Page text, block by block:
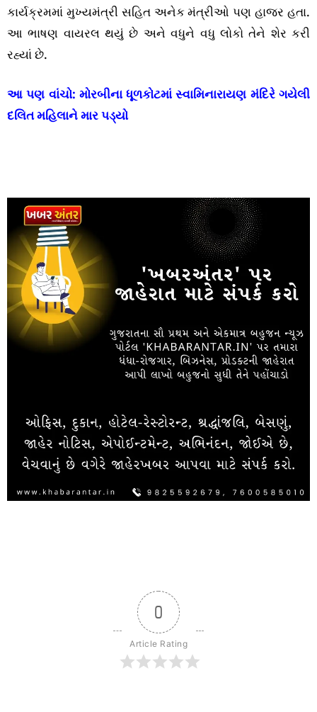
કાર્યક્રમમાં મુખ્યમંત્રી સહિત અનેક મંત્રીઓ પણ હાજર હતા.
આ ભાષણ વાયરલ થયું છે અને વધુને વધુ લોકો તેને શેર કરી
રહ્યાં છે.
આ પણ વાંચો: મોરબીના ધૂળકોટમાં સ્વામિનારાયણ મંદિરે ગયેલી
દલિત મહિલાને માર પડ્યો
0
Article Rating